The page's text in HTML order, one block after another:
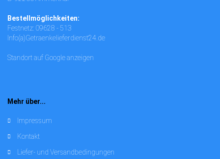
Bestellmöglichkeiten:
Festnetz: 09628 - 513
Info(a)Getraenkelieferdienst24.de
Standort auf Google anzeigen
Mehr über...
Impressum
Kontakt
Liefer- und Versandbedingungen